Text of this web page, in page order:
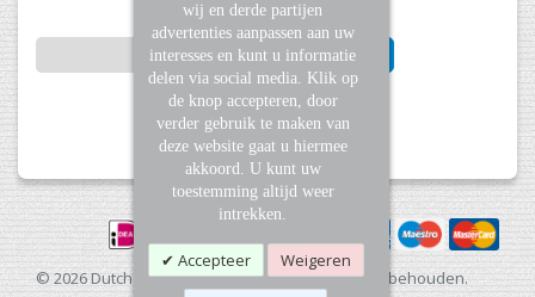
onze
nieuwsbrief
INSCHRIJVEN
© 2026 Dutch Gun Accessories. Alle rechten voorbehouden.
wij en derde partijen
advertenties aanpassen aan uw
interesses en kunt u informatie
delen via social media. Klik op
de knop accepteren, door
verder gebruik te maken van
deze website gaat u hiermee
akkoord. U kunt uw
toestemming altijd weer
intrekken.
Accepteer Weigeren